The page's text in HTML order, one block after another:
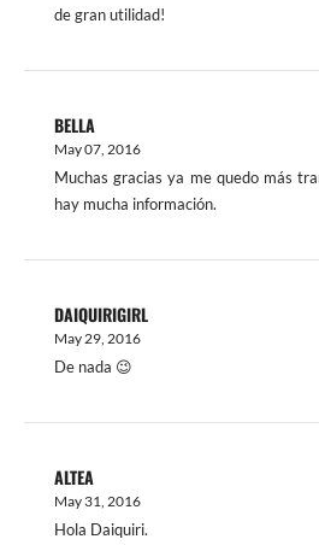
de gran utilidad!
BELLA
May 07, 2016
Muchas gracias ya me quedo más
hay mucha información.
DAIQUIRIGIRL
May 29, 2016
De nada 😉
ALTEA
May 31, 2016
Hola Daiquiri.